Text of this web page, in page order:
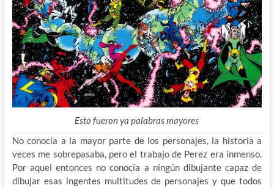
Esto fueron ya palabras mayores
No conocía a la mayor parte de los personajes, la historia a
veces me sobrepasaba, pero el trabajo de Perez era inmenso.
Por aquel entonces no conocía a ningún dibujante capaz de
dibujar esas ingentes multitudes de personajes y que todos